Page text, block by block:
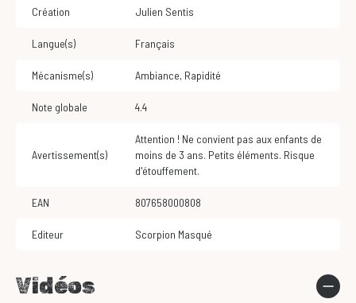
Création Julien Sentis
Langue(s) Français
Mécanisme(s) Ambiance, Rapidité
Note globale 4.4
Avertissement(s)
Attention ! Ne convient pas aux enfants de
moins de 3 ans. Petits éléments. Risque
d'étouffement.
EAN 807658000808
Editeur Scorpion Masqué
Vidéos